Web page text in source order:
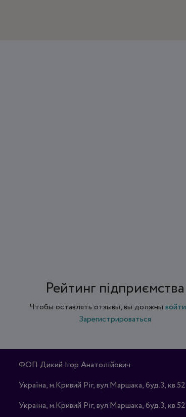
Рейтинг підприємства
Чтобы оставлять отзывы, вы должны войти
Зарегистрироваться
ФОП Дикий Ігор Анатолійович
Україна, м.Кривий Ріг, вул.Маршака, буд.3, кв.52
Україна, м.Кривий Ріг, вул.Маршака, буд.3, кв.52